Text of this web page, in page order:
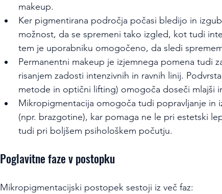
makeup.
Ker pigmentirana področja počasi bledijo in
možnost, da se spremeni tako izgled, kot tudi
tem je uporabniku omogočeno, da sledi
Permanentni makeup je izjemnega pomena tudi
risanjem zadosti intenzivnih in ravnih linij.
metode in optični lifting) omogoča doseči mlajši
Mikropigmentacija omogoča tudi popravljanje in
(npr. brazgotine), kar pomaga ne le pri estetski
tudi pri boljšem psihološkem počutju.
Poglavitne faze v postopku
Mikropigmentacijski postopek sestoji iz več faz: